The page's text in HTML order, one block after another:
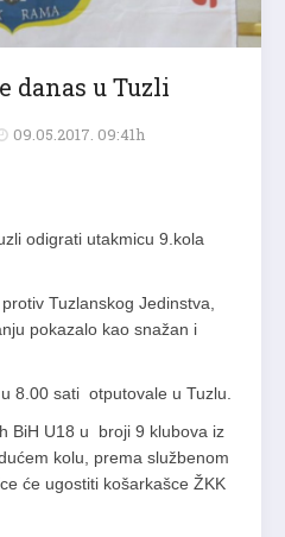
danas u Tuzli
09.05.2017. 09:41h
odigrati utakmicu 9.kola
Tuzlanskog Jedinstva,
pokazalo kao snažan i
8.00 sati otputovale u Tuzlu.
BiH U18 u broji 9 klubova iz
kolu, prema službenom
će ugostiti košarkašce ŽKK